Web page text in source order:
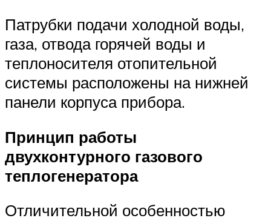
Патрубки подачи холодной воды,
газа, отвода горячей воды и
теплоносителя отопительной
системы расположены на нижней
панели корпуса прибора.
Принцип работы
двухконтурного газового
теплогенератора
Отличительной особенностью